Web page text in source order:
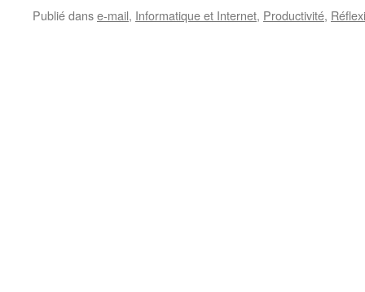
Publié danse-mail, Informatique et Internet, Productivité,